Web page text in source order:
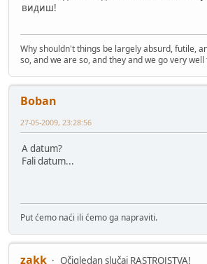
видиш!
Why shouldn't things be largely absurd, futile,
so, and we are so, and they and we go very well
Boban
27-05-2009, 23:28:56
A datum?
Fali datum...
Put ćemo naći ili ćemo ga napraviti.
zakk Očigledan slučaj RASTROJSTVA!